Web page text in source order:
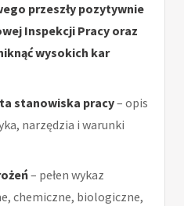
przeszły pozytywnie
Inspekcji Pracy oraz
wysokich kar
stanowiska pracy– opis
narzędzia i warunki
– pełen wykaz
chemiczne, biologiczne,